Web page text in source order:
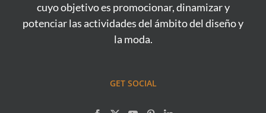
cuyo objetivo es promocionar, dinamizar y
potenciar las actividades del ámbito del diseño y
la moda.
GET SOCIAL